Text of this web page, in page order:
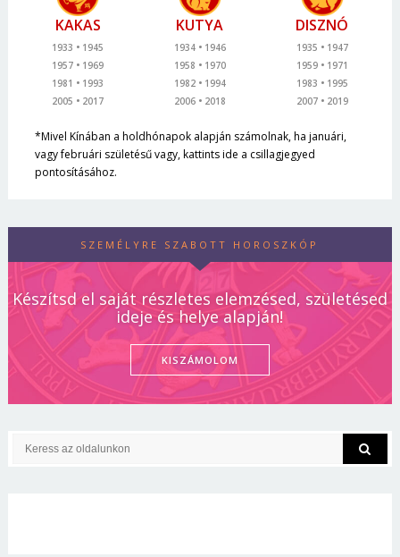
KAKAS
1933
1945
1957
1969
1981
1993
2005
2017
KUTYA
1934
1946
1958
1970
1982
1994
2006
2018
DISZNÓ
1935
1947
1959
1971
1983
1995
2007
2019
*Mivel Kínában a holdhónapok alapján számolnak, ha januári,
vagy februári születésű vagy, kattints ide a csillagjegyed
pontosításához.
SZEMÉLYRE SZABOTT HOROSZKÓP
Készítsd el saját részletes elemzésed, születésed
ideje és helye alapján!
KISZÁMOLOM